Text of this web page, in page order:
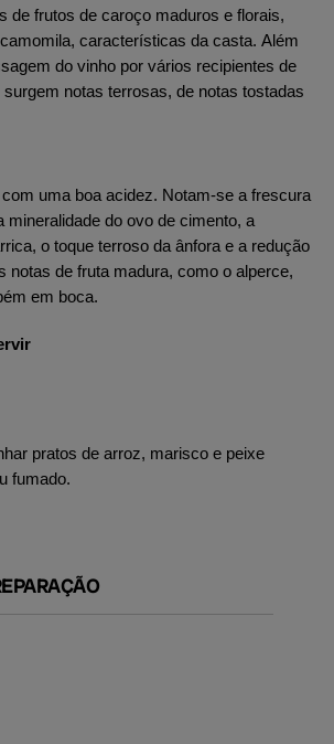
de frutos de caroço maduros e florais,
características da casta. Além
do vinho por vários recipientes de
notas terrosas, de notas tostadas
uma boa acidez. Notam-se a frescura
mineralidade do ovo de cimento, a
o toque terroso da ânfora e a redução
notas de fruta madura, como o alperce,
em boca.
pratos de arroz, marisco e peixe
fumado.